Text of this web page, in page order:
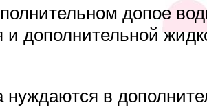
допое
и дополнительной
нуждаются в